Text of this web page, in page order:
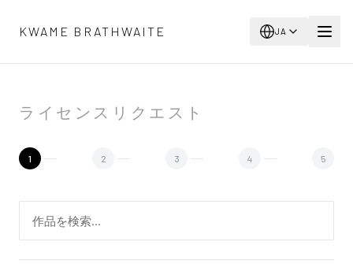
KWAME BRATHWAITE
JA
ライセンスリクエスト
1 2 3 4 5